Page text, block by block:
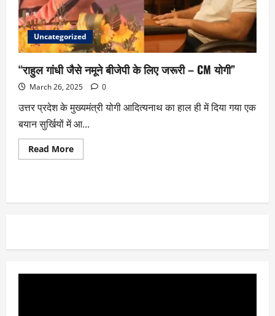
Uncategorized
“राहुल गांधी जैसे नमूने बीजेपी के लिए जरूरी – CM योगी”
March 26, 2025 0
उत्तर प्रदेश के मुख्यमंत्री योगी आदित्यनाथ का हाल ही में दिया गया एक
बयान सुर्खियों में आ...
Read More